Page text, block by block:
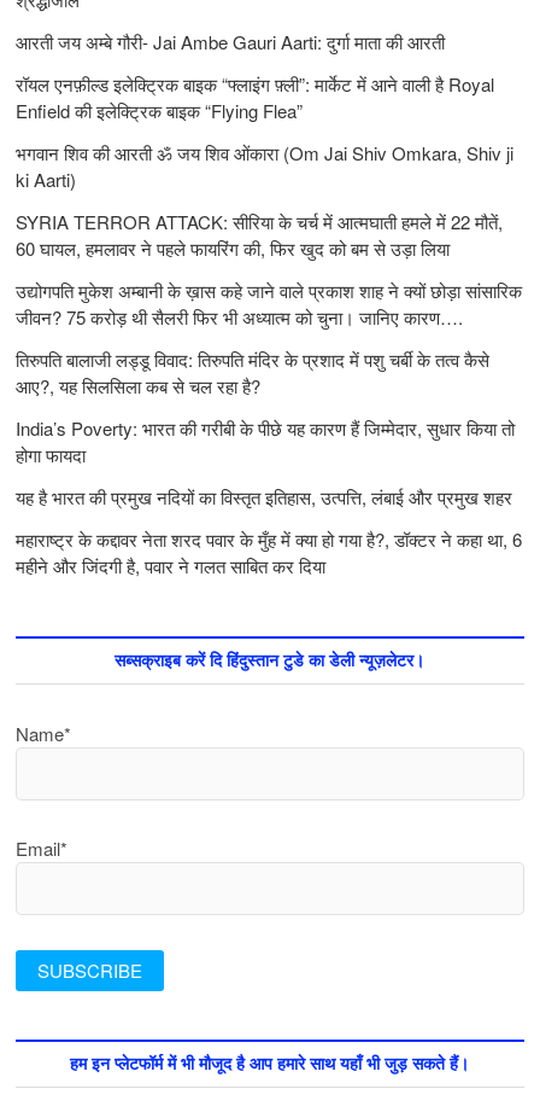
आरती जय अम्बे गौरी- Jai Ambe Gauri Aarti: दुर्गा माता की आरती
रॉयल एनफ़ील्ड इलेक्ट्रिक बाइक “फ्लाइंग फ़्ली”: मार्केट में आने वाली है Royal
Enfield की इलेक्ट्रिक बाइक “Flying Flea”
भगवान शिव की आरती ॐ जय शिव ओंकारा (Om Jai Shiv Omkara, Shiv ji
ki Aarti)
SYRIA TERROR ATTACK: सीरिया के चर्च में आत्मघाती हमले में 22 मौतें,
60 घायल, हमलावर ने पहले फायरिंग की, फिर खुद को बम से उड़ा लिया
उद्योगपति मुकेश अम्बानी के ख़ास कहे जाने वाले प्रकाश शाह ने क्यों छोड़ा सांसारिक
जीवन? 75 करोड़ थी सैलरी फिर भी अध्यात्म को चुना। जानिए कारण….
तिरुपति बालाजी लड्डू विवाद: तिरुपति मंदिर के प्रशाद में पशु चर्बी के तत्‍व कैसे
आए?, यह सिलसिला कब से चल रहा है?
India’s Poverty: भारत की गरीबी के पीछे यह कारण हैं जिम्‍मेदार, सुधार किया तो
होगा फायदा
यह है भारत की प्रमुख नदियों का विस्तृत इतिहास, उत्पत्ति, लंबाई और प्रमुख शहर
महाराष्ट्र के कद्दावर नेता शरद पवार के मुँह में क्या हो गया है?, डॉक्टर ने कहा था, 6
महीने और जिंदगी है, पवार ने गलत साबित कर दिया
सब्सक्राइब करें दि हिंदुस्तान टुडे का डेली न्यूज़लेटर।
Name*
Email*
हम इन प्लेटफॉर्म में भी मौजूद है आप हमारे साथ यहाँ भी जुड़ सकते हैं।